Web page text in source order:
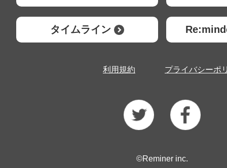
タイムライン
利用規約 プライバシーポ
©Reminer inc.